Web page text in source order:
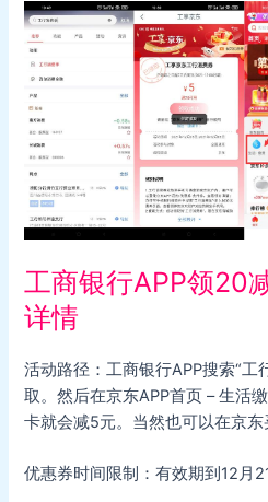
工商银行APP领20
详情
活动路径：工商银行APP搜索“工
取。然后在京东APP首页 – 生活
卡就会减5元。当然也可以在京东
优惠券时间限制：有效期到12月21